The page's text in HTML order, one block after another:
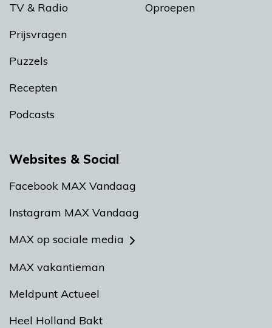
TV & Radio
Prijsvragen
Puzzels
Recepten
Podcasts
Oproepen
Websites & Social
Facebook MAX Vandaag
Instagram MAX Vandaag
MAX op sociale media
MAX vakantieman
Meldpunt Actueel
Heel Holland Bakt